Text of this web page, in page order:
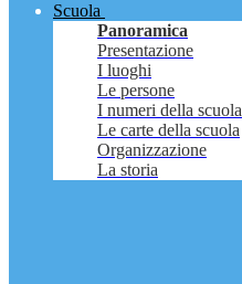
Scuola
Panoramica
Presentazione
I luoghi
Le persone
I numeri della scuola
Le carte della scuola
Organizzazione
La storia